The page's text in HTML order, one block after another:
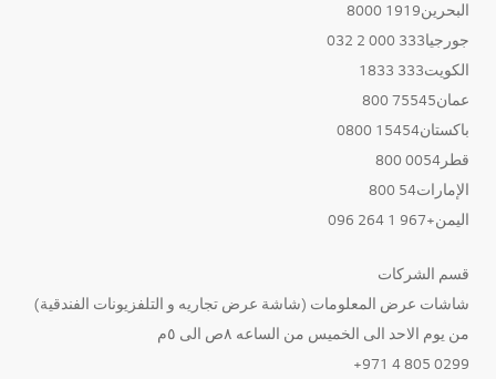
البحرين1919 8000
جورجيا333 000 2 032
الكويت333 1833
عمان75545 800
باكستان15454 0800
قطر0054 800
الإمارات54 800
اليمن+967 1 264 096
قسم الشركات
شاشات عرض المعلومات (شاشة عرض تجاريه و التلفزيونات الفندقية)
من يوم الاحد الى الخميس من الساعه ٨ص الى ٥م
0299 805 4 971+